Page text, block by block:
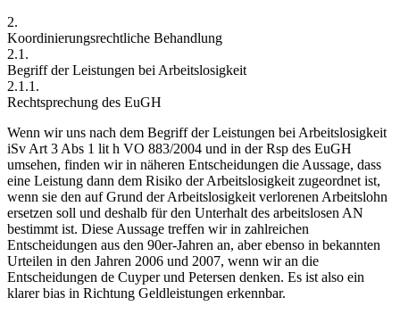
2.
Koordinierungsrechtliche Behandlung
2.1.
Begriff der Leistungen bei Arbeitslosigkeit
2.1.1.
Rechtsprechung des EuGH
Wenn wir uns nach dem Begriff der Leistungen bei Arbeitslosigkeit
iSv Art 3 Abs 1 lit h VO 883/2004 und in der Rsp des EuGH
umsehen, finden wir in näheren Entscheidungen die Aussage, dass
eine Leistung dann dem Risiko der Arbeitslosigkeit zugeordnet ist,
wenn sie den auf Grund der Arbeitslosigkeit verlorenen Arbeitslohn
ersetzen soll und deshalb für den Unterhalt des arbeitslosen AN
bestimmt ist. Diese Aussage treffen wir in zahlreichen
Entscheidungen aus den 90er-Jahren an, aber ebenso in bekannten
Urteilen in den Jahren 2006 und 2007, wenn wir an die
Entscheidungen de Cuyperund Petersen denken. Es ist also ein
klarerbias in Richtung Geldleistungen erkennbar.